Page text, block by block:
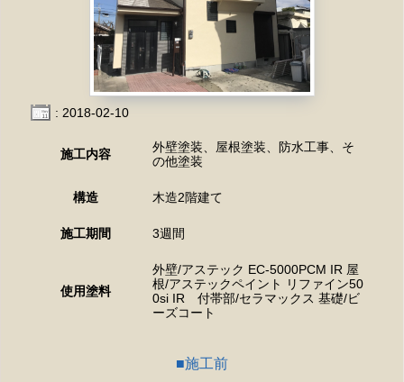
: 2018-02-10
施工内容
外壁塗装、屋根塗装、防水工事、そ
の他塗装
構造 木造2階建て
施工期間 3週間
使用塗料
外壁/アステック EC-5000PCM IR 屋
根/アステックペイント リファイン50
0si IR 付帯部/セラマックス 基礎/ビ
ーズコート
施工前